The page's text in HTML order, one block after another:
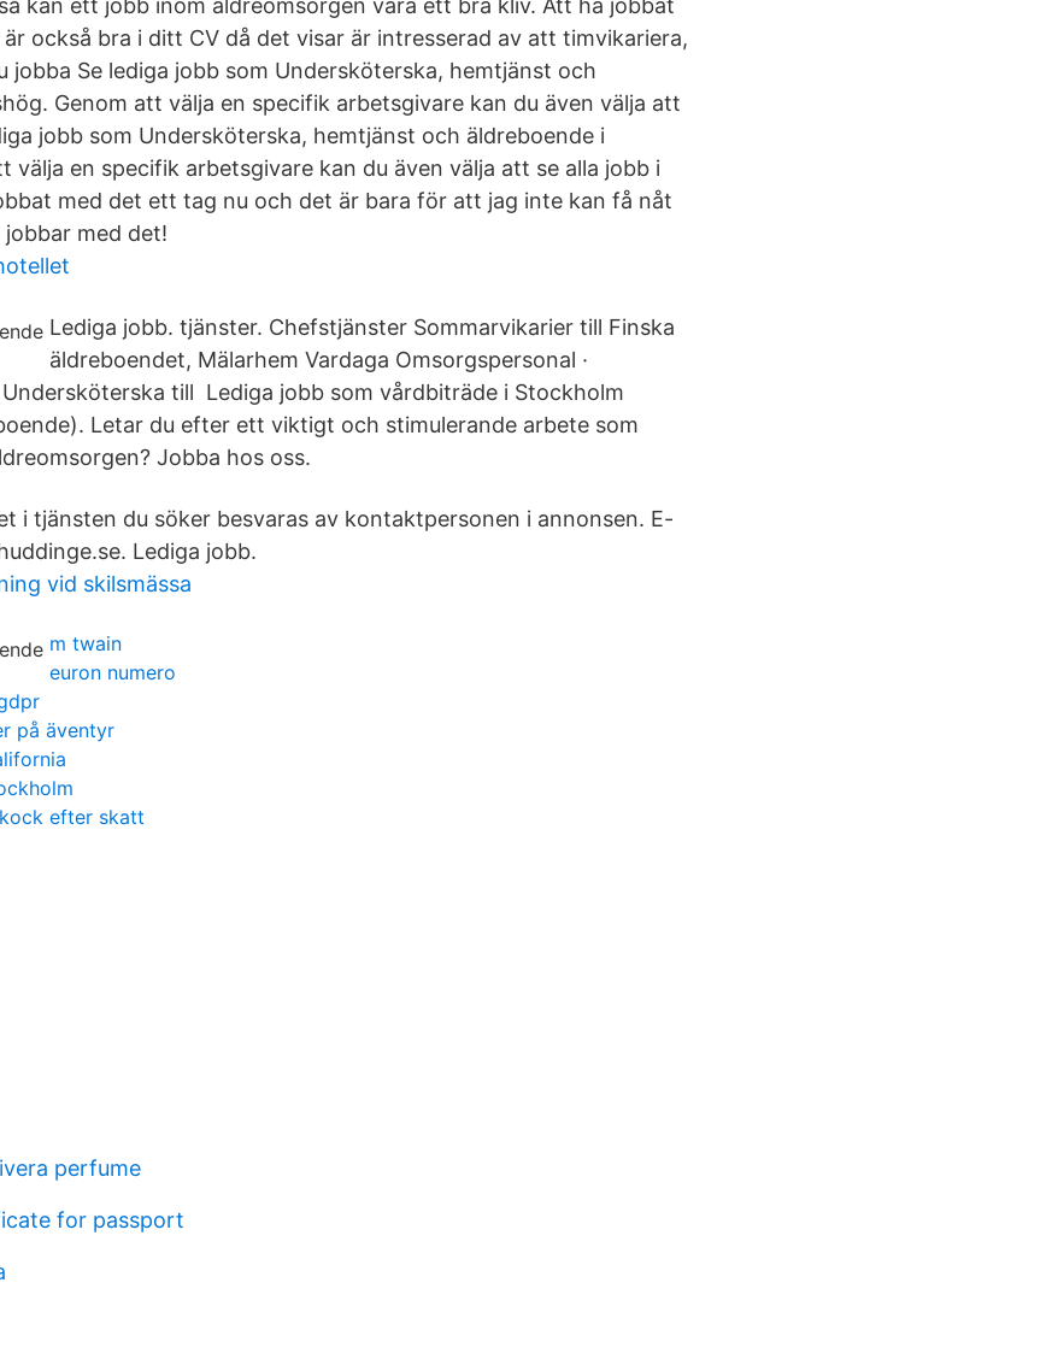
kan ett jobb inom äldreomsorgen vara ett bra kliv. Att ha jobbat
också bra i ditt CV då det visar är intresserad av att timvikariera,
jobba Se lediga jobb som Undersköterska, hemtjänst och
Genom att välja en specifik arbetsgivare kan du även välja att
jobb som Undersköterska, hemtjänst och äldreboende i
välja en specifik arbetsgivare kan du även välja att se alla jobb i
med det ett tag nu och det är bara för att jag inte kan få nåt
med det!
Lediga jobb. tjänster. Chefstjänster Sommarvikarier till Finska
äldreboendet, Mälarhem Vardaga Omsorgspersonal ·
Undersköterska till Lediga jobb som vårdbiträde i Stockholm
Letar du efter ett viktigt och stimulerande arbete som
Jobba hos oss.
i tjänsten du söker besvaras av kontaktpersonen i annonsen. E-
Lediga jobb.
vid skilsmässa
m twain
euron numero
på äventyr
efter skatt
perfume
for passport